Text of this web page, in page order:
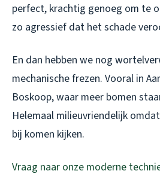
perfect, krachtig genoeg om te
zo agressief dat het schade
En dan hebben we nog
mechanische frezen. Vooral in
Boskoop, waar meer bomen
Helemaal milieuvriendelijk
bij komen kijken.
Vraag naar onze moderne